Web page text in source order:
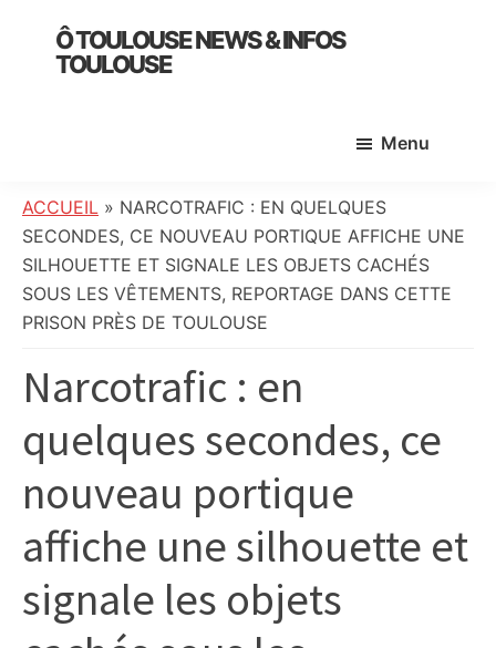
primary
Ô TOULOUSE NEWS & INFOS
TOULOUSE
:
info
locale,
société,
culture,
météo,
faits
divers
initiatives
Menu
ACCUEIL » NARCOTRAFIC : EN QUELQUES
SECONDES, CE NOUVEAU PORTIQUE AFFICHE UNE
SILHOUETTE ET SIGNALE LES OBJETS CACHÉS
SOUS LES VÊTEMENTS, REPORTAGE DANS CETTE
PRISON PRÈS DE TOULOUSE
Narcotrafic : en
quelques secondes, ce
nouveau portique
affiche une silhouette et
signale les objets